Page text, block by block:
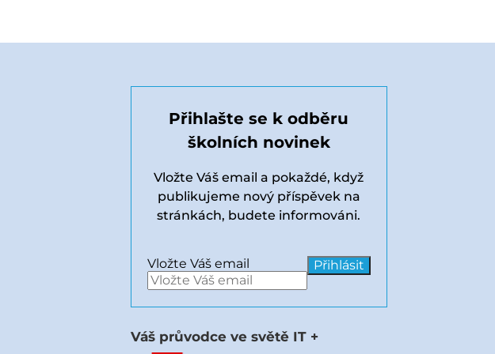
Přihlašte se k odběru
školních novinek
Vložte Váš email a pokaždé, když
publikujeme nový příspěvek na
stránkách, budete informováni.
Vložte Váš email
Váš průvodce ve světě IT +